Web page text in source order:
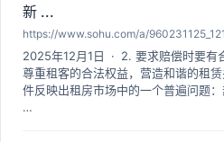
新 ...
https://www.sohu.com/a/
2025年12月1日 · 2. 要求赔偿时要有
尊重租客的合法权益，营造和谐的租
件反映出租房市场中的一个普遍问题
…